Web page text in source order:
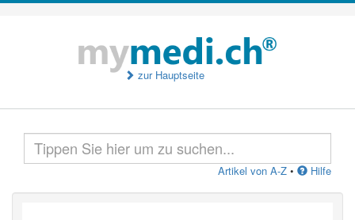
zur Hauptseite
Artikel von A-Z • Hilfe